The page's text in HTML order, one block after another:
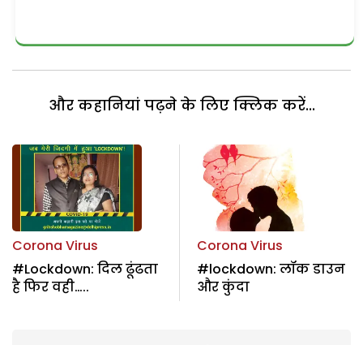
और कहानियां पढ़ने के लिए क्लिक करें...
Corona Virus
#Lockdown: दिल ढूंढता
है फिर वही…..
Corona Virus
#lockdown: लॉक डाउन
और कुंदा